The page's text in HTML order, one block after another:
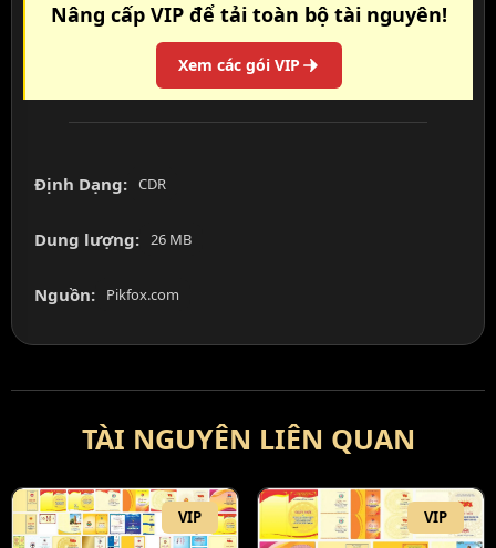
Nâng cấp VIP để tải toàn bộ tài nguyên!
Xem các gói VIP
Định Dạng: CDR
Dung lượng: 26 MB
Nguồn: Pikfox.com
TÀI NGUYÊN LIÊN QUAN
VIP VIP